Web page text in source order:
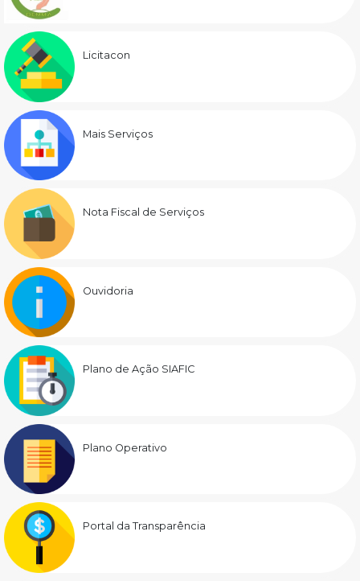
Licitacon
Mais Serviços
Nota Fiscal de Serviços
Ouvidoria
Plano de Ação SIAFIC
Plano Operativo
Portal da Transparência